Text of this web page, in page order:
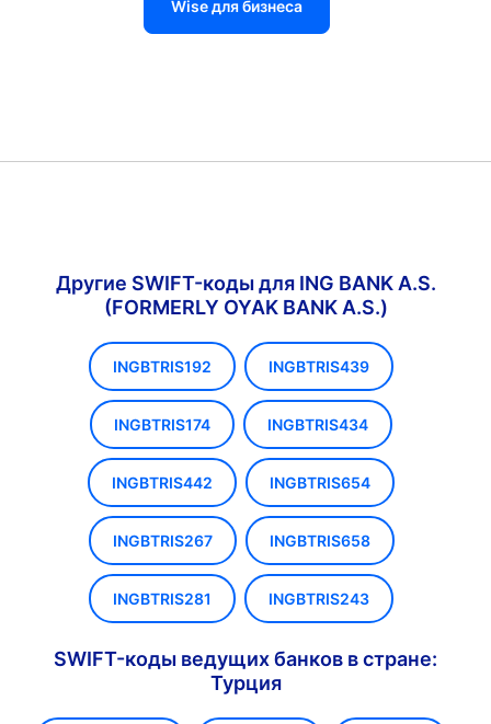
Wise для бизнеса
Другие SWIFT-коды для ING BANK A.S.
(FORMERLY OYAK BANK A.S.)
INGBTRIS192 INGBTRIS439
INGBTRIS174 INGBTRIS434
INGBTRIS442 INGBTRIS654
INGBTRIS267 INGBTRIS658
INGBTRIS281 INGBTRIS243
SWIFT-коды ведущих банков в стране:
Турция